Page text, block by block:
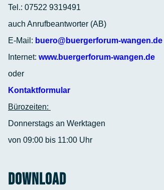
Tel.: 07522 9319491
auch Anrufbeantworter (AB)
E-Mail: buero@buergerforum-wangen.de
Internet: www.buergerforum-wangen.de
oder
Kontaktformular
Bürozeiten:
Donnerstags an Werktagen
von 09:00 bis 11:00 Uhr
Download